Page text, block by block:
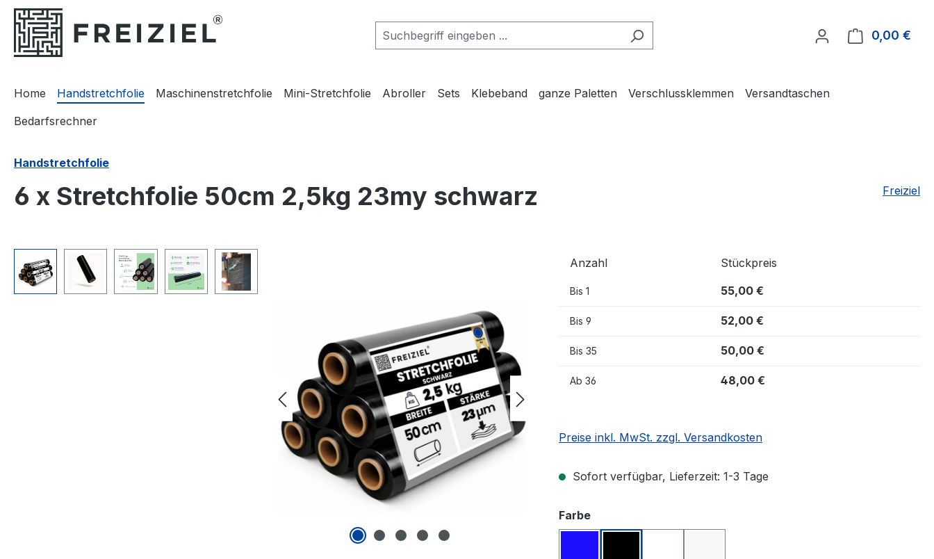
Hauptinhalt springen
Zur Suche springen
Zur Hauptnavigation springen
0,00 €
Home Handstretchfolie Maschinenstretchfolie Mini-Stretchfolie Abroller Sets Klebeband ganze Paletten Verschlussklemmen
Versandtaschen
Bedarfsrechner
Handstretchfolie
6 x Stretchfolie 50cm 2,5kg 23my schwarz Freiziel
Anzahl
Stückpreis
Bis 1 55,00 €
Bis 9 52,00 €
Bis 35 50,00 €
Ab 36 48,00 €
Preise inkl. MwSt. zzgl. Versandkosten
Sofort verfügbar, Lieferzeit: 1-3 Tage
Farbeauswählen